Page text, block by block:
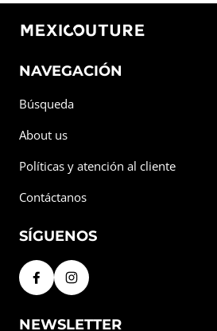
NAVEGACIÓN
Búsqueda
About us
Políticas y atención al cliente
Contáctanos
SÍGUENOS
NEWSLETTER